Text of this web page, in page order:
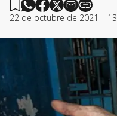
22 de octubre de 2021 |